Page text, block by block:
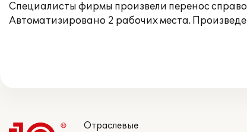
Специалисты фирмы произвели перенос
Автоматизировано 2 рабочих места.
Отраслевые